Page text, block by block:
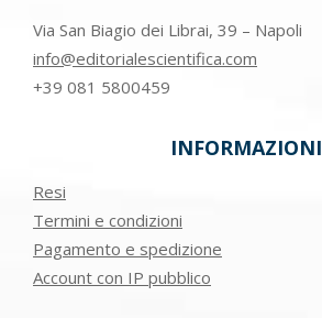
Via San Biagio dei Librai, 39 – Napoli
info@editorialescientifica.com
+39 081 5800459
INFORMAZIONI
Resi
Termini e condizioni
Pagamento e spedizione
Account con IP pubblico